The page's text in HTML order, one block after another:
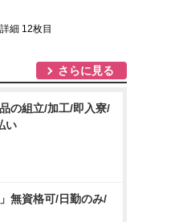
細 12枚目
さらに見る
の組立/加工/即入寮/
い
無資格可/日勤のみ/